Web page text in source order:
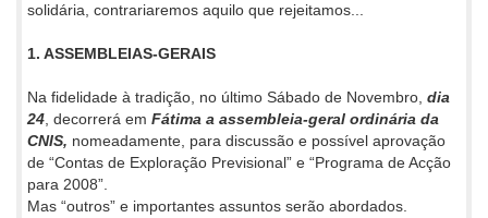
solidária, contrariaremos aquilo que rejeitamos...
1. ASSEMBLEIAS-GERAIS
Na fidelidade à tradição, no último Sábado de Novembro, dia
24 , decorrerá em Fátima a assembleia-geral ordinária da
CNIS, nomeadamente, para discussão e possível aprovação
de “Contas de Exploração Previsional” e “Programa de Acção
para 2008”.
Mas “outros” e importantes assuntos serão abordados.